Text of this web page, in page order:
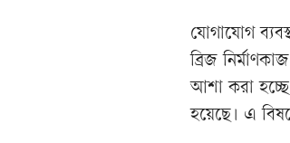
যোগাযোগ
ব্রিজ
আশা করা
হয়েছে। এ